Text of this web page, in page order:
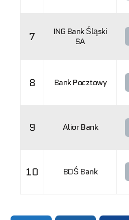
7
ING Bank Śląski
SA
8 Bank Pocztowy
9 Alior Bank
10 BOŚ Bank